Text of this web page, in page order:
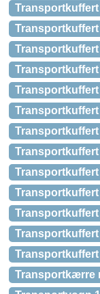
Transportkuffert
Transportkuffert
Transportkuffert
Transportkuffert
Transportkuffert
Transportkuffert
Transportkuffert
Transportkuffert
Transportkuffert
Transportkuffert
Transportkuffert
Transportkuffert
Transportkuffert
Transportkærre